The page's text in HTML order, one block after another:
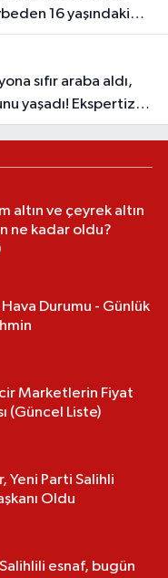
16 yaşındaki
yaşadı! Ekspertize
ortaya çıktı
altın ve çeyrek altın
ne kadar oldu?
Durumu - Günlük
Marketlerin Fiyat
(Güncel Liste)
Yeni Parti Salihli
Oldu
esnaf, bugün